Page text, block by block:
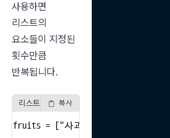
사용하면
리스트의
요소들이 지정된
횟수만큼
반복됩니다.
리스트 반복 예시
복사
fruits = ["사과", "바나나"]